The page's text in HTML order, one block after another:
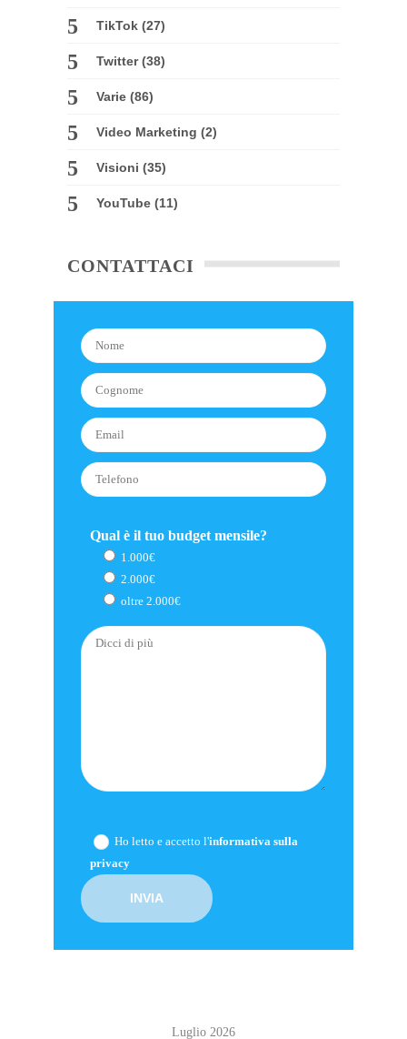
TikTok (27)
Twitter(38)
Varie (86)
Video Marketing (2)
Visioni (35)
YouTube (11)
CONTATTACI
Qual è il tuo budget mensile?
1.000€
2.000€
oltre 2.000€
Ho letto e accetto l'informativa sulla
privacy
Luglio 2026